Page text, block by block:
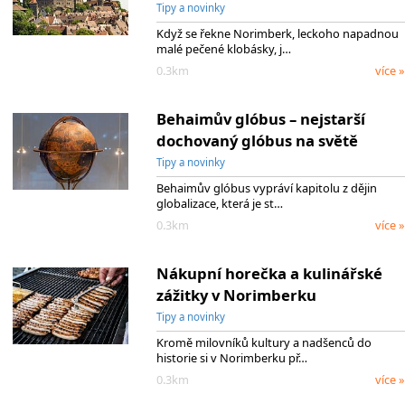
Tipy a novinky
Když se řekne Norimberk, leckoho napadnou
malé pečené klobásky, j…
0.3km
více »
Behaimův glóbus – nejstarší
dochovaný glóbus na světě
Tipy a novinky
Behaimův glóbus vypráví kapitolu z dějin
globalizace, která je st…
0.3km
více »
Nákupní horečka a kulinářské
zážitky v Norimberku
Tipy a novinky
Kromě milovníků kultury a nadšenců do
historie si v Norimberku př…
0.3km
více »